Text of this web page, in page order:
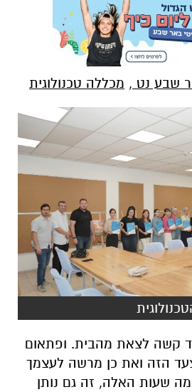
שבע נט , מכללה טכנולוגית
קשה לצאת מהבית. ופתאום
הזה ואת כן מרשה לעצמך
שעות האלה, זה גם נותן